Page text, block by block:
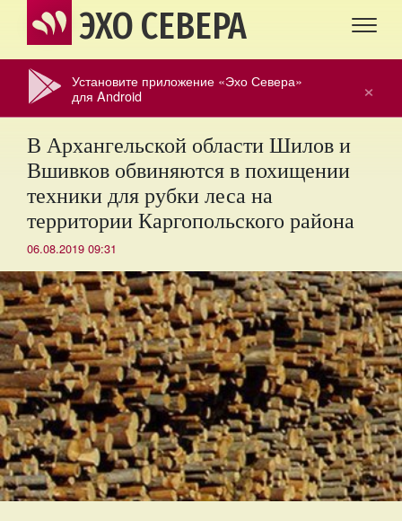
ЭХО СЕВЕРА
×
Установите приложение «Эхо Севера»
для Android
В Архангельской области Шилов и
Вшивков обвиняются в похищении
техники для рубки леса на
территории Каргопольского района
06.08.2019 09:31